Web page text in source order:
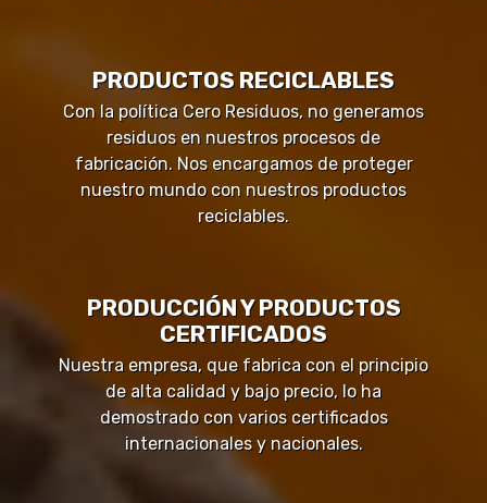
PRODUCTOS RECICLABLES
Con la política Cero Residuos, no generamos
residuos en nuestros procesos de
fabricación. Nos encargamos de proteger
nuestro mundo con nuestros productos
reciclables.
PRODUCCIÓN Y PRODUCTOS
CERTIFICADOS
Nuestra empresa, que fabrica con el principio
de alta calidad y bajo precio, lo ha
demostrado con varios certificados
internacionales y nacionales.